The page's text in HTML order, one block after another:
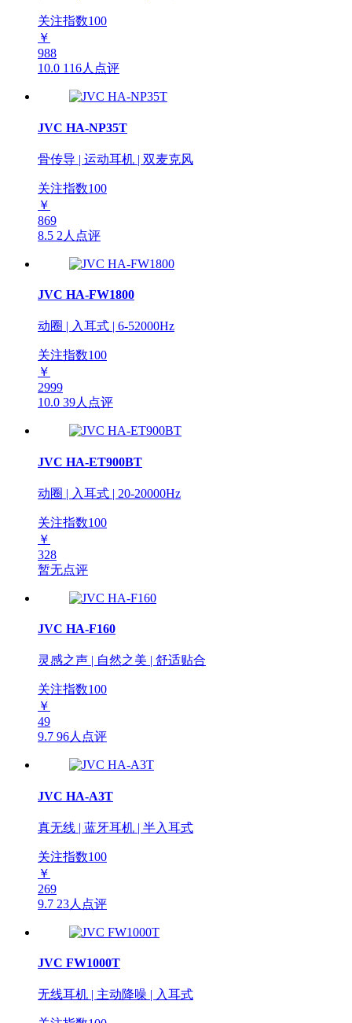
关注指数100
￥
988
10.0 116人点评
JVC HA-NP35T
骨传导 | 运动耳机 | 双麦克风
关注指数100
￥
869
8.5 2人点评
JVC HA-FW1800
动圈 | 入耳式 | 6-52000Hz
关注指数100
￥
2999
10.0 39人点评
JVC HA-ET900BT
动圈 | 入耳式 | 20-20000Hz
关注指数100
￥
328
暂无点评
JVC HA-F160
灵感之声 | 自然之美 | 舒适贴合
关注指数100
￥
49
9.7 96人点评
JVC HA-A3T
真无线 | 蓝牙耳机 | 半入耳式
关注指数100
￥
269
9.7 23人点评
JVC FW1000T
无线耳机 | 主动降噪 | 入耳式